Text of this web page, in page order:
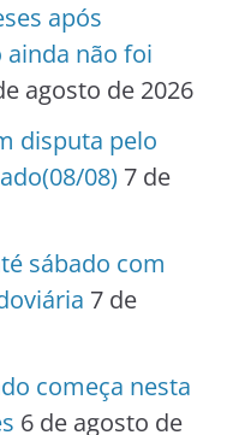
após
não foi
agosto de 2026
disputa pelo
08) 7 de
sábado com
7 de
começa nesta
6 de agosto de